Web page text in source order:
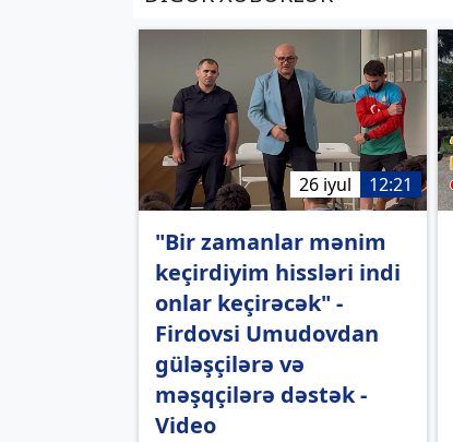
26 iyul 12:21
"Bir zamanlar mənim
keçirdiyim hissləri indi
onlar keçirəcək" -
Firdovsi Umudovdan
güləşçilərə və
məşqçilərə dəstək -
Video